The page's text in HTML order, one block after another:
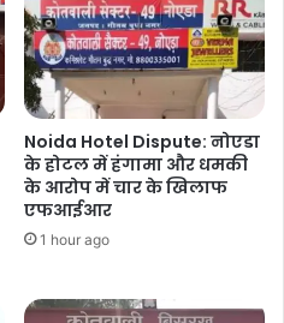
Noida Hotel Dispute: नोएडा
के होटल में हंगामा और धमकी
के आरोप में चार के खिलाफ
एफआईआर
1 hour ago